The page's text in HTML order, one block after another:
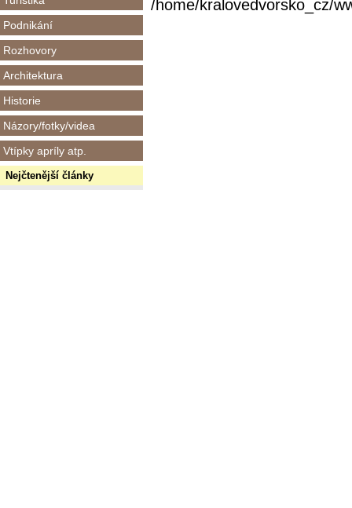
Podnikání
Rozhovory
Architektura
Historie
Názory/fotky/videa
Vtípky apríly atp.
Nejčtenější články
/home/kralovedvorsko_cz/